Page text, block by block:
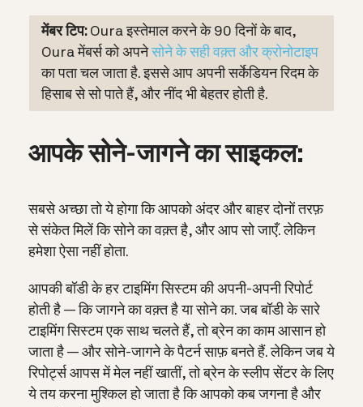
मेंबर टिप: Oura इस्तेमाल करने के 90 दिनों के बाद,
Oura मेंबर्स को अपनेसोने के सही वक़्त और क्रोनोटाइप
का पता चल जाता है. इससे आप अपनी सर्केडियन रिदम के
हिसाब से सो पाते हैं, और नींद भी बेहतर होती है.
आपके सोने-जागने का साइकल:
सबसे अच्छा तो ये होगा कि आपको अंदर और बाहर दोनों तरफ़
से संकेत मिलें कि सोने का वक़्त है, और आप सो जाएँ. लेकिन
हमेशा ऐसा नहीं होता.
आपकी बॉडी के हर टाइमिंग सिस्टम की अपनी-अपनी रिपोर्ट
होती है — कि जागने का वक़्त है या सोने का. जब बॉडी के सारे
टाइमिंग सिस्टम एक साथ चलते हैं, तो ब्रेन का काम आसान हो
जाता है — और सोने-जागने के पैटर्न साफ़ बनते हैं.लेकिन जब ये
रिपोर्ट्स आपस में मेल नहीं खातीं, तो ब्रेन के स्लीप सेंटर के लिए
ये तय करना मुश्किल हो जाता है कि आपको कब जगना है और